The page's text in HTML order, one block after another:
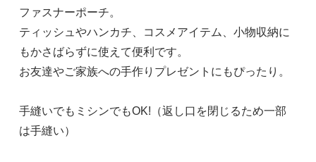
ファスナーポーチ。
ティッシュやハンカチ、コスメアイテム、小物収納に
もかさばらずに使えて便利です。
お友達やご家族への手作りプレゼントにもぴったり。
手縫いでもミシンでもOK!（返し口を閉じるため一部
は手縫い）